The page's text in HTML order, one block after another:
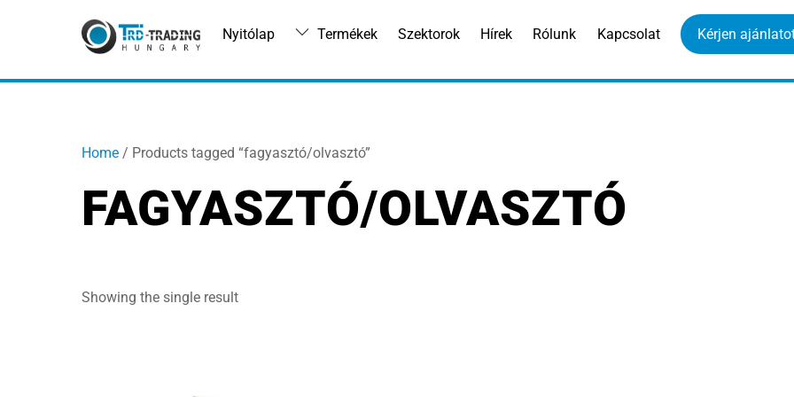
Nyitólap Termékek Szektorok Hírek Rólunk Kapcsolat Kérjen
Home / Products tagged “fagyasztó/olvasztó”
FAGYASZTÓ/OLVASZTÓ
Showing the single result